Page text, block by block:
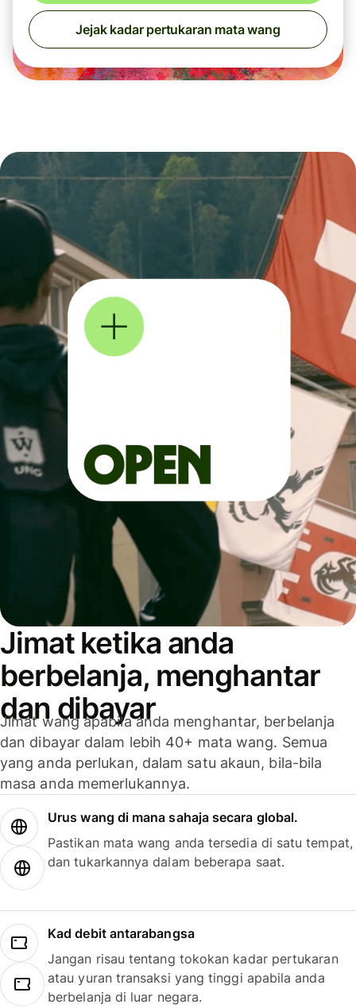
Jejak kadar pertukaran mata wang
Jimat ketika anda
berbelanja, menghantar
dan dibayar
Jimat wang apabila anda menghantar, berbelanja
dan dibayar dalam lebih 40+ mata wang. Semua
yang anda perlukan, dalam satu akaun, bila-bila
masa anda memerlukannya.
Urus wang di mana sahaja secara global.
Pastikan mata wang anda tersedia di satu tempat,
dan tukarkannya dalam beberapa saat.
Kad debit antarabangsa
Jangan risau tentang tokokan kadar pertukaran
atau yuran transaksi yang tinggi apabila anda
berbelanja di luar negara.